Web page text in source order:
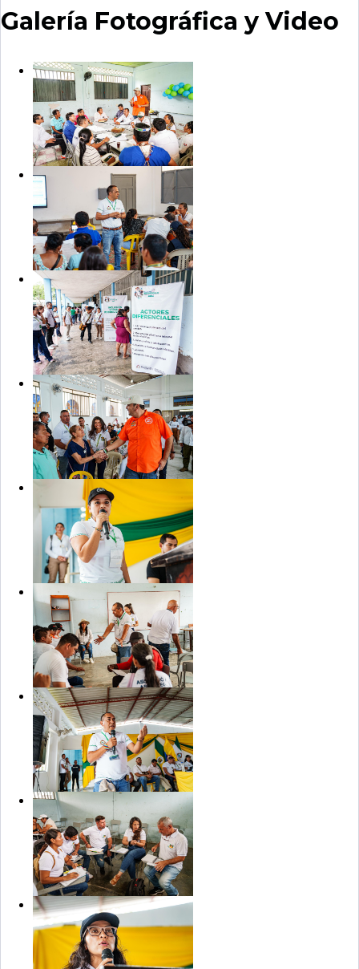
Galería Fotográfica y Video